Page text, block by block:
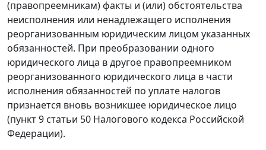
(правопреемникам) факты и (или) обстоятельства
неисполнения или ненадлежащего исполнения
реорганизованным юридическим лицом указанных
обязанностей. При преобразовании одного
юридического лица в другое правопреемником
реорганизованного юридического лица в части
исполнения обязанностей по уплате налогов
признается вновь возникшее юридическое лицо
(пункт 9 статьи 50 Налогового кодекса Российской
Федерации).